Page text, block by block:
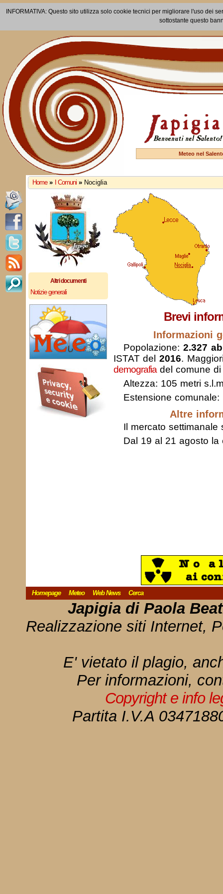
INFORMATIVA: Questo sito utilizza solo cookie tecnici per migliorare l'uso dei
sottostante questo
Meteo nel
Home » I Comuni » Nociglia
Altri documenti
Notizie generali
Brevi
Informazioni
Popolazione: 2.327
ISTAT del2016.
demografiadel comune di
Altezza: 105 metri
Estensione comunale:
Altre
Il mercato
Dal 19 al 21 agosto la
Homepage Meteo Web News Cerca
Japigia di Paola
Realizzazione siti Internet,
E' vietato il plagio,
Per informazioni,
Copyright e info
Partita I.V.A